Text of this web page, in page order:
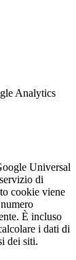
Analytics
Universal
di
cookie viene
È incluso
i dati di
dei siti.